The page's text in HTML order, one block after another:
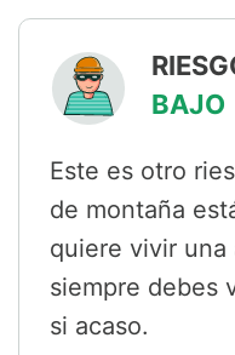
BAJO
Este es otro
de montaña
quiere vivir una
siempre debes
si acaso.